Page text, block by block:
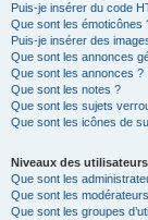
Puis-je insérer du code
Que sont les émoticônes
Puis-je insérer des
Que sont les annonces
Que sont les annonces ?
Que sont les notes ?
Que sont les sujets
Que sont les icônes de
Niveaux des
Que sont les
Que sont les
Que sont les groupes